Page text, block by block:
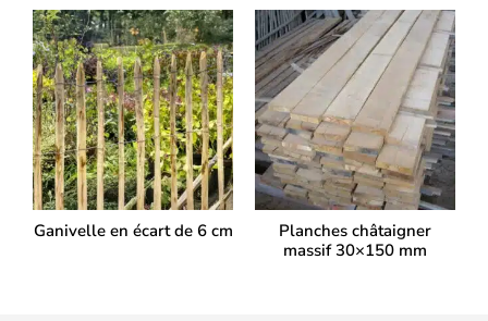
Ganivelle en écart de 6 cm
Planches châtaigner
massif 30×150 mm